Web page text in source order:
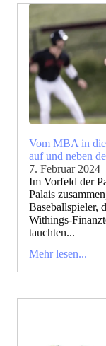
Vom MBA in
auf und neben
7. Februar 2024
Im Vorfeld der
Palais
Baseballspieler,
Withings-
tauchten...
Mehr lesen...